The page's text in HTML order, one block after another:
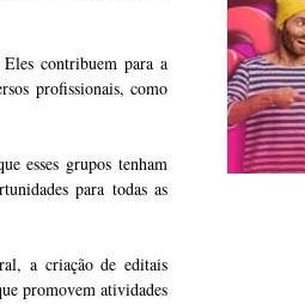
contribuem para a
profissionais, como
esses grupos tenham
para todas as
a criação de editais
promovem atividades